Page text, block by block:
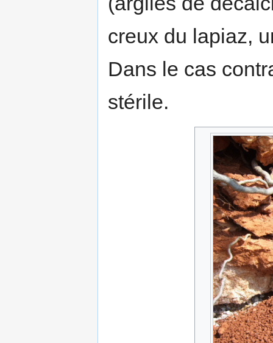
creux du lapiaz,
Dans le cas
stérile.